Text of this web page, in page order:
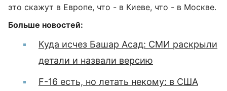
это скажут в Европе, что - в Киеве, что - в Москве.
Больше новостей:
Куда исчез Башар Асад: СМИ раскрыли
детали и назвали версию
F-16 есть, но летать некому: в США